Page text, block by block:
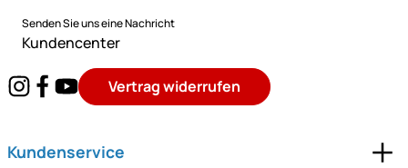
Senden Sie uns eine Nachricht
Kundencenter
Vertrag widerrufen
Kundenservice